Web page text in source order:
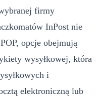
firmy
InPost nie
opcje obejmują
wysyłkowej, która
i
elektroniczną lub